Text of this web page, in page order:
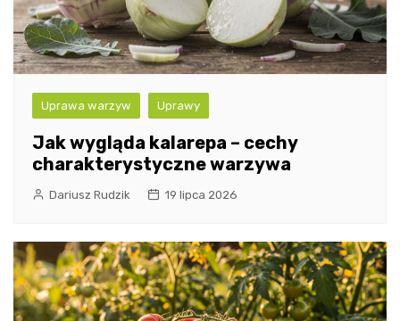
Uprawa warzyw Uprawy
Jak wygląda kalarepa – cechy
charakterystyczne warzywa
Dariusz Rudzik 19 lipca 2026